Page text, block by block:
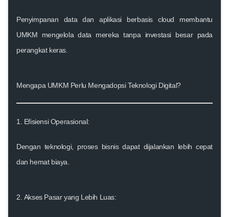
Penyimpanan data dan aplikasi berbasis cloud membantu
UMKM mengelola data mereka tanpa investasi besar pada
perangkat keras.
Mengapa UMKM Perlu Mengadopsi Teknologi Digital?
1. Efisiensi Operasional:
Dengan teknologi, proses bisnis dapat dijalankan lebih cepat
dan hemat biaya.
2. Akses Pasar yang Lebih Luas: